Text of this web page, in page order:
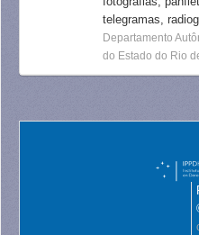
telegramas,
Departamento
do Estado do Rio